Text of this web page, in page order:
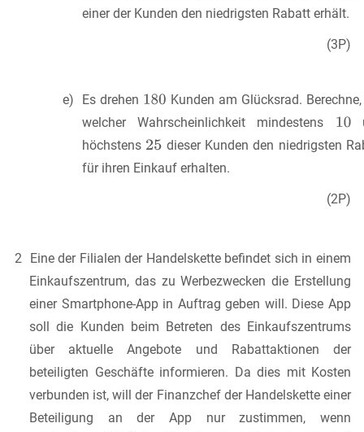
einer der Kunden den niedrigsten Rabatt erhält.
(3P)
e) Es drehen
Kunden am Glücksrad.
welcher Wahrscheinlichkeit mindestens
höchstens
dieser Kunden den niedrigsten
für ihren Einkauf erhalten.
(2P)
2 Eine der Filialen der Handelskette befindet sich in einem
Einkaufszentrum, das zu Werbezwecken die Erstellung
einer Smartphone-App in Auftrag geben will. Diese App
soll die Kunden beim Betreten des Einkaufszentrums
über aktuelle Angebote und Rabattaktionen der
beteiligten Geschäfte informieren. Da dies mit Kosten
verbunden ist, will der Finanzchef der Handelskette einer
Beteiligung an der App nur zustimmen, wenn